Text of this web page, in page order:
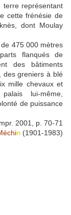
représentant
cette frénésie de
dont Moulay
475 000 mètres
flanqués de
des bâtiments
des greniers à blé
mille chevaux et
lui-même,
de puissance
2001, p. 70-71
n (1901-1983)